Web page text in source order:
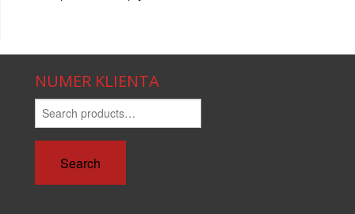
NUMER KLIENTA
Search
for:
Search